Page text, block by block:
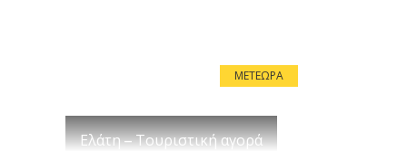
ΜΕΤΈΩΡΑ
Ελάτη – Τουριστική αγορά